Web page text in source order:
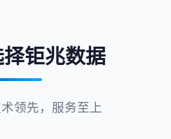
钜兆数据
领先，服务至上